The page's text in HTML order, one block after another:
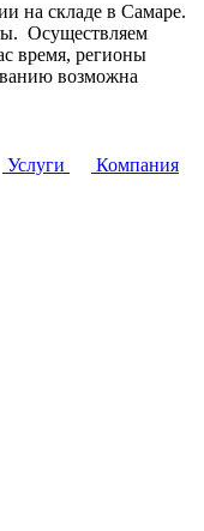
на складе в Самаре.
Осуществляем
время, регионы
возможна
Услуги
Компания